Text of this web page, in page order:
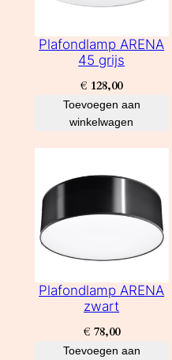
Plafondlamp ARENA
45 grijs
€ 128,00
Toevoegen aan
winkelwagen
Plafondlamp ARENA
zwart
€ 78,00
Toevoegen aan